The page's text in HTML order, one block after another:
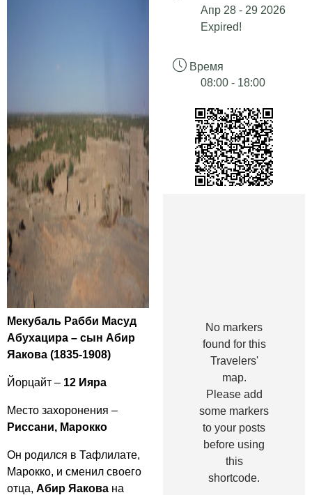
Мекубаль Рабби Масуд
Абухацира – сын Абир
Яакова (1835-1908)
Йорцайт – 12 Ияра
Место захоронения –
Риссани, Марокко
Он родился в Тафлилате,
Марокко, и сменил своего
отца, Абир Яакова на
Апр 28 - 29 2026
Expired!
Время
08:00 - 18:00
No markers
found for this
Travelers'
map.
Please add
some markers
to your posts
before using
this
shortcode.